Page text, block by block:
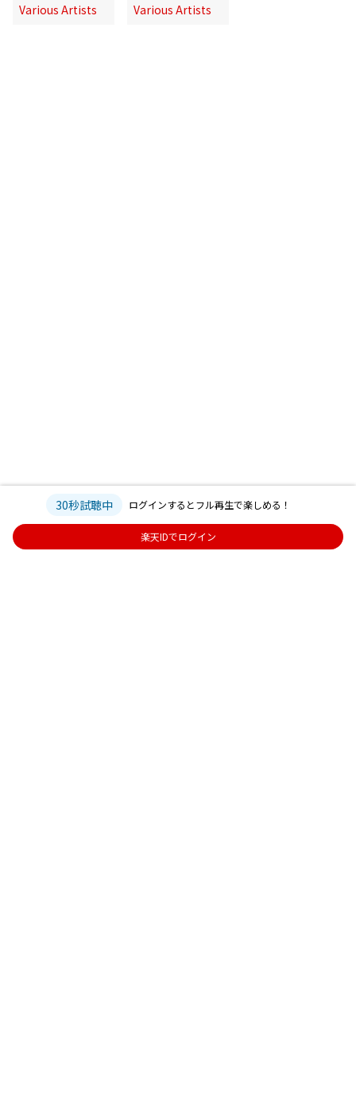
Various Artists
Various Artists
30秒試聴中 ログインするとフル再生で楽しめる！
楽天IDでログイン